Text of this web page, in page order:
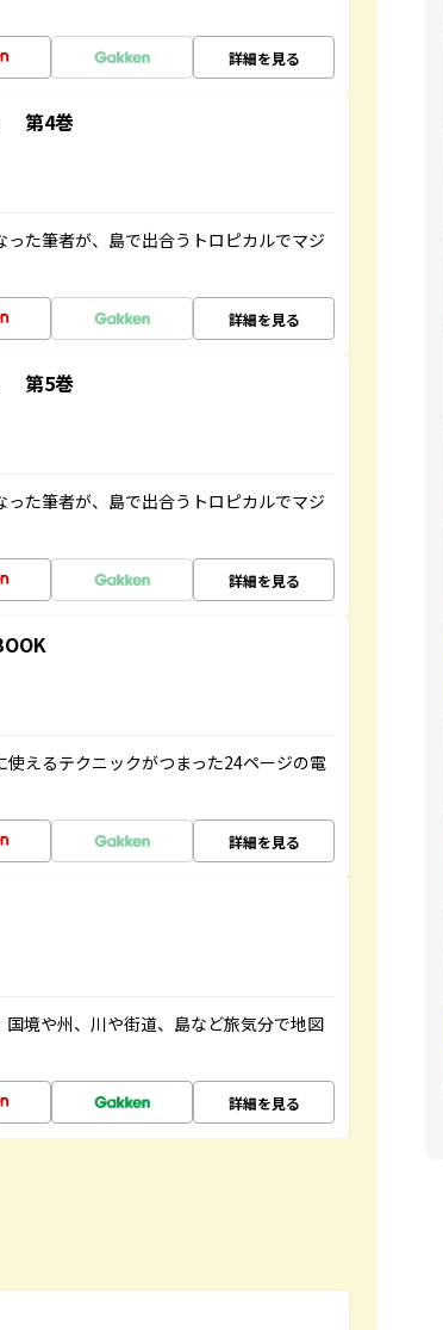
詳細を見る
第4巻
た筆者が、島で出合うトロピカルでマジ
詳細を見る
第5巻
た筆者が、島で出合うトロピカルでマジ
詳細を見る
えるテクニックがつまった24ページの電
詳細を見る
境や州、川や街道、島など旅気分で地図
詳細を見る